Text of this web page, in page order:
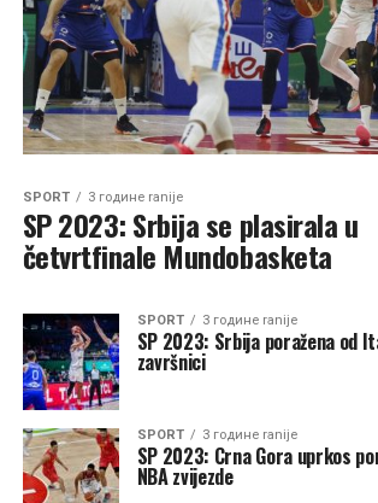
SPORT 3 године ranije
SP 2023: Srbija se plasirala u
četvrtfinale Mundobasketa
SPORT 3 године ranije
SP 2023: Srbija poražena od
završnici
SPORT 3 године ranije
SP 2023: Crna Gora uprkos
NBA zvijezde